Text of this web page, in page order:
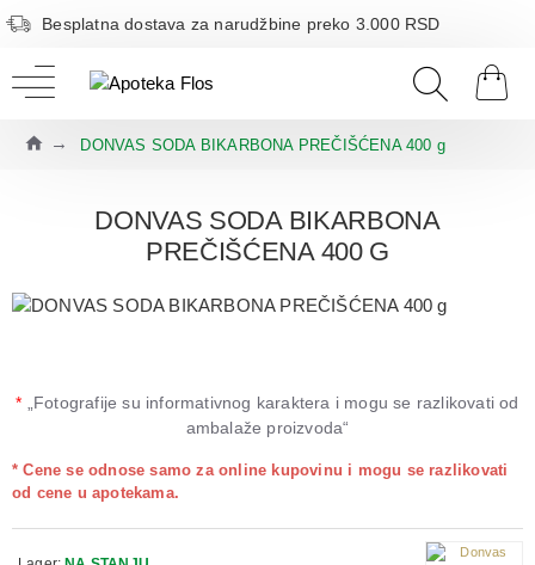
Besplatna dostava za narudžbine preko 3.000 RSD
DONVAS SODA BIKARBONA PREČIŠĆENA 400 g
DONVAS SODA BIKARBONA
PREČIŠĆENA 400 G
* „Fotografije su informativnog karaktera i mogu se razlikovati od
ambalaže proizvoda“
* Cene se odnose samo za online kupovinu i mogu se razlikovati
od cene u apotekama.